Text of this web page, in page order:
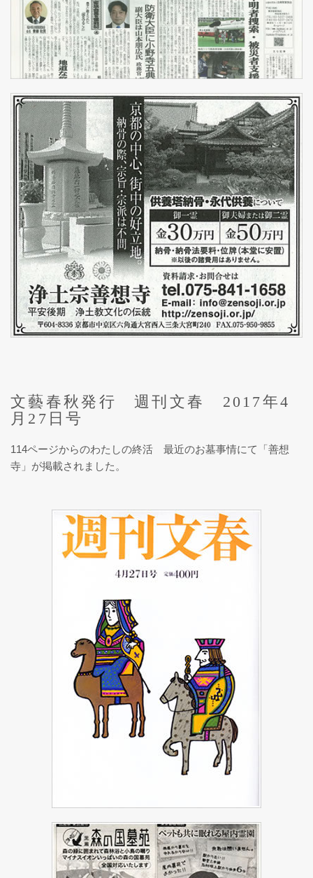
文藝春秋発行 週刊文春 2017年4
月27日号
114ページからのわたしの終活 最近のお墓事情にて「善想
寺」が掲載されました。